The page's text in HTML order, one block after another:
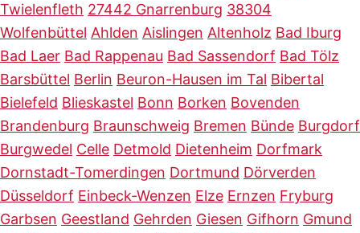
Twielenfleth 27442 Gnarrenburg 38304
Wolfenbüttel Ahlden Aislingen Altenholz Bad Iburg
Bad Laer Bad Rappenau Bad Sassendorf Bad Tölz
Barsbüttel Berlin Beuron-Hausen im Tal Bibertal
Bielefeld Blieskastel Bonn Borken Bovenden
Brandenburg Braunschweig Bremen Bünde Burgdorf
Burgwedel Celle Detmold Dietenheim Dorfmark
Dornstadt-Tomerdingen Dortmund Dörverden
Düsseldorf Einbeck-Wenzen Elze Ernzen Fryburg
Garbsen Geestland Gehrden Giesen Gifhorn Gmund